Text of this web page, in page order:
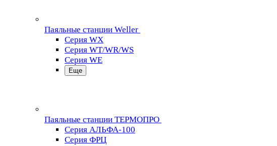
Паяльные станции Weller
Серия WX
Серия WT/WR/WS
Серия WE
Еще
Паяльные станции ТЕРМОПРО
Серия АЛЬФА-100
Серия ФРЦ